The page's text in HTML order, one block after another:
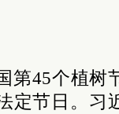
第45个植树
定节日。习